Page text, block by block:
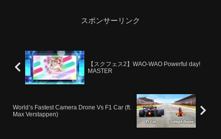
スポンサーリンク
【スクフェス2】WAO-WAO Powerful day!
MASTER
World’s Fastest Camera Drone Vs F1 Car (ft.
Max Verstappen)